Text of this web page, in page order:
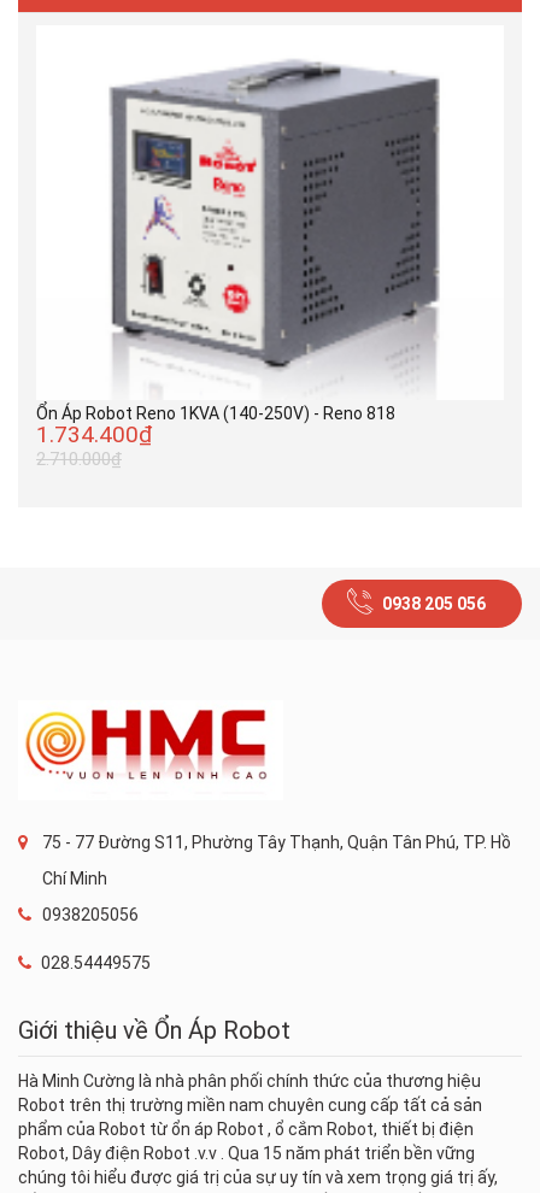
Ổn Áp Robot Reno 1KVA (140-250V) - Reno 818
1.734.400₫
2.710.000₫
0938 205 056
75 - 77 Đường S11, Phường Tây Thạnh, Quận Tân Phú, TP. Hồ
Chí Minh
0938205056
028.54449575
Giới thiệu về Ổn Áp Robot
Hà Minh Cường là nhà phân phối chính thức của thương hiệu
Robot trên thị trường miền nam chuyên cung cấp tất cả sản
phẩm của Robot từ ổn áp Robot , ổ cắm Robot, thiết bị điện
Robot, Dây điện Robot .v.v . Qua 15 năm phát triển bền vững
chúng tôi hiểu được giá trị của sự uy tín và xem trọng giá trị ấy,